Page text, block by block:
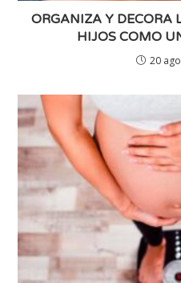
ORGANIZA Y DECORA
HIJOS COMO
20